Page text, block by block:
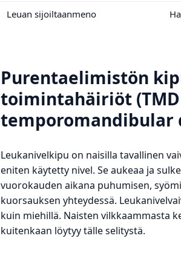
Leuan sijoiltaanmeno
Purentaelimistön
toimintahäiriöt (TMD
temporomandibular
Leukanivelkipu on naisilla tavallinen
eniten käytetty nivel. Se aukeaa ja
vuorokauden aikana puhumisen,
kuorsauksen yhteydessä.
kuin miehillä. Naisten vilkkaammasta
kuitenkaan löytyy tälle selitystä.